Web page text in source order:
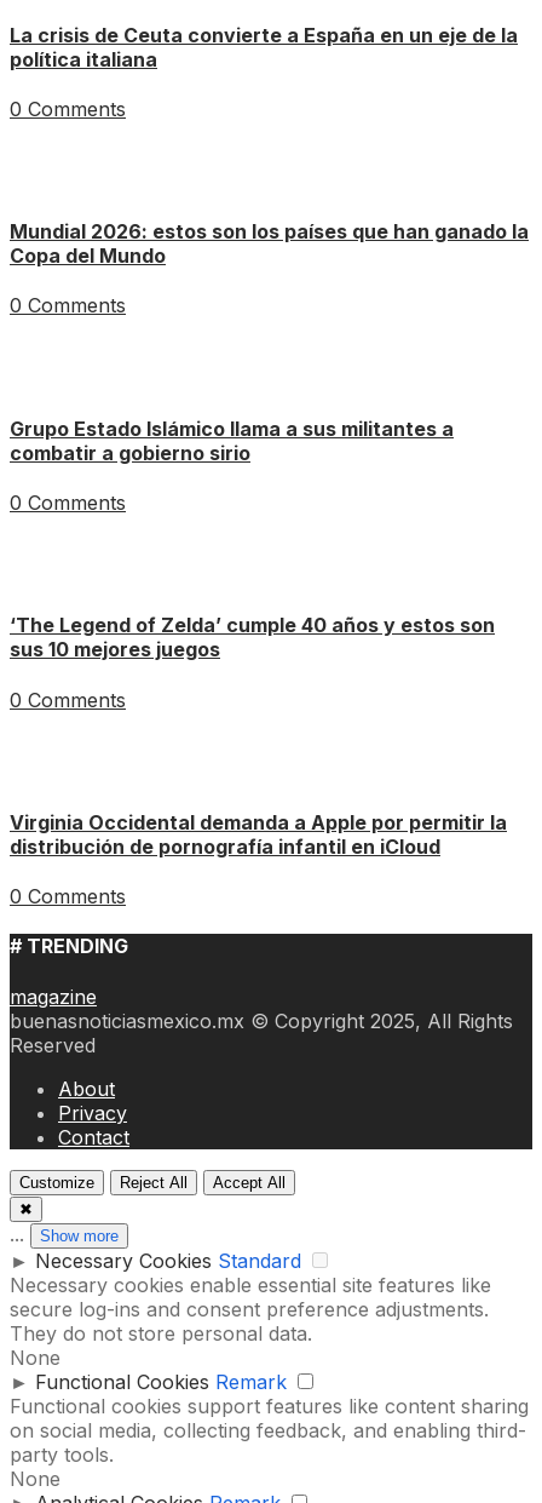
La crisis de Ceuta convierte a España en un eje de la
política italiana
0 Comments
Mundial 2026: estos son los países que han ganado la
Copa del Mundo
0 Comments
Grupo Estado Islámico llama a sus militantes a
combatir a gobierno sirio
0 Comments
‘The Legend of Zelda’ cumple 40 años y estos son
sus 10 mejores juegos
0 Comments
Virginia Occidental demanda a Apple por permitir la
distribución de pornografía infantil en iCloud
0 Comments
# TRENDING
magazine
buenasnoticiasmexico.mx © Copyright 2025, All Rights
Reserved
About
Privacy
Contact
Customize Reject All
Accept All
✖
... Show more
► Necessary Cookies Standard
Necessary cookies enable essential site features like
secure log-ins and consent preference adjustments.
They do not store personal data.
None
► Functional Cookies Remark
Functional cookies support features like content sharing
on social media, collecting feedback, and enabling third-
party tools.
None